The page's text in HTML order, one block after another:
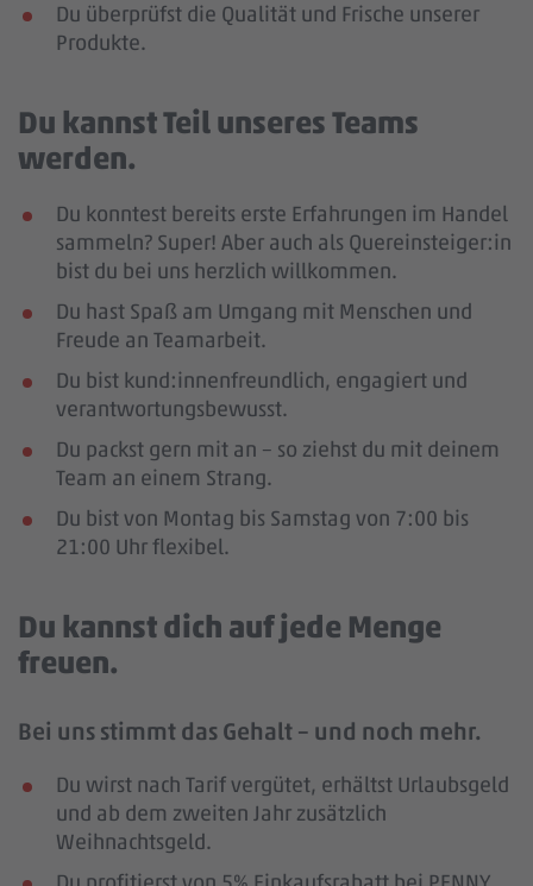
Du überprüfst die Qualität und Frische unserer
Produkte.
Du kannst Teil unseres Teams
werden.
Du konntest bereits erste Erfahrungen im Handel
sammeln? Super! Aber auch als Quereinsteiger:in
bist du bei uns herzlich willkommen.
Du hast Spaß am Umgang mit Menschen und
Freude an Teamarbeit.
Du bist kund:innenfreundlich, engagiert und
verantwortungsbewusst.
Du packst gern mit an – so ziehst du mit deinem
Team an einem Strang.
Du bist von Montag bis Samstag von 7:00 bis
21:00 Uhr flexibel.
Du kannst dich auf jede Menge
freuen.
Bei uns stimmt das Gehalt – und noch mehr.
Du wirst nach Tarif vergütet, erhältst Urlaubsgeld
und ab dem zweiten Jahr zusätzlich
Weihnachtsgeld.